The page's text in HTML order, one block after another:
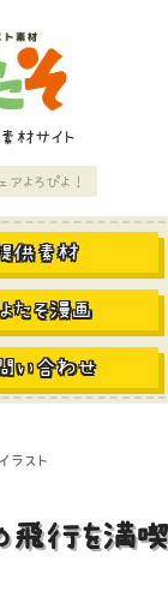
材サイト
アよろぴよ！
供素材
たそ漫画
い合わせ
ラスト
飛行を満